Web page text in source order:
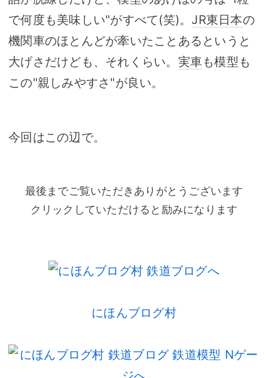
で何度も美味しい"がすべて(笑)。 JR東日本の
機関車のほとんどが牽いたことあるというと
大げさだけども、それくらい。 実車も模型も
この"親しみやすさ"が良い。
今回はこの辺で。
最後までご覧いただきありがとうございます
クリックしていただけると励みになります
にほんブログ村